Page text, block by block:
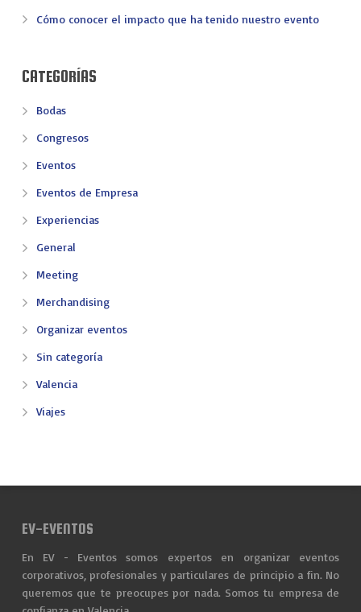
Cómo conocer el impacto que ha tenido nuestro evento
CATEGORÍAS
Bodas
Congresos
Eventos
Eventos de Empresa
Experiencias
General
Meeting
Merchandising
Organizar eventos
Sin categoría
Valencia
Viajes
EV-EVENTOS
En EV - Eventos somos expertos en organizar eventos
corporativos, profesionales y particulares de principio a fin. No
queremos que te preocupes por nada. Somos tu empresa de